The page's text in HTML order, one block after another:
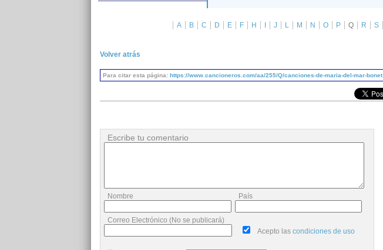
A B C D E F H J L M N O P Q R S
Volver atrás
Para citar esta página: https://www.cancioneros.com/aa/255/Q/canciones-de-maria-del-mar-bonet
Escribe tu comentario
Nombre País
Correo Electrónico (No se publicará)
Acepto las condiciones de uso